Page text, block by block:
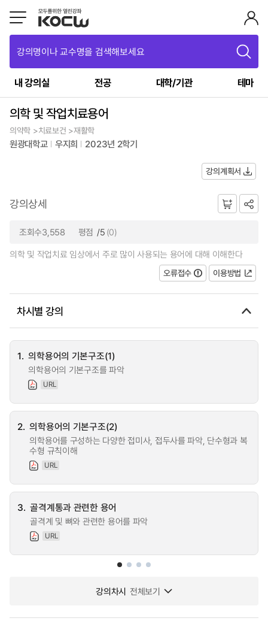
강의명이나 교수명을 검색해보세요
내 강의실 전공 대학/기관 테마
의학 및 작업치료용어
의약학 >치료보건 >재활학
원광대학교 우지희 2023년 2학기
강의계획서
강의상세
조회수3,558 평점 /5 (0)
의학 및 작업치료 임상에서 주로 많이 사용되는 용어에 대해 이해한다
오류접수
이용방법
차시별 강의
1. 의학용어의 기본구조(1)
의학용어의 기본구조를 파악
URL
2. 의학용어의 기본구조(2)
의학용어를 구성하는 다양한 접미사, 접두사를 파악, 단수형과 복
수형 규칙이해
URL
3. 골격계통과 관련한 용어
골격계 및 뼈와 관련한 용어를 파악
URL
강의차시 전체보기